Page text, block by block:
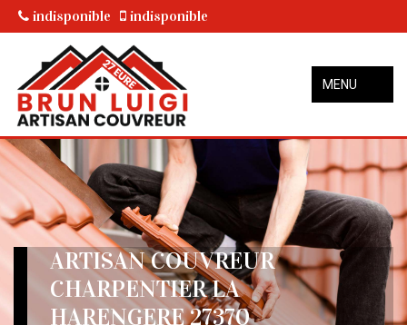
indisponible indisponible
MENU
ARTISAN COUVREUR
CHARPENTIER LA
HARENGERE 27370